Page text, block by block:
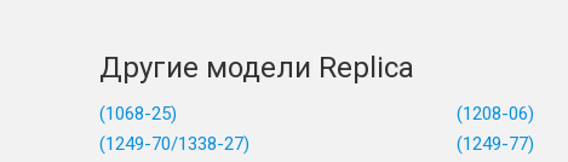
Другие модели Replica
(1068-25) (1208-06)
(1249-70/1338-27)
(1249-77)